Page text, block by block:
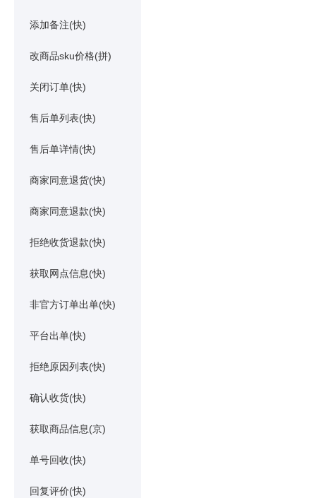
添加备注(快)
改商品sku价格(拼)
关闭订单(快)
售后单列表(快)
售后单详情(快)
商家同意退货(快)
商家同意退款(快)
拒绝收货退款(快)
获取网点信息(快)
非官方订单出单(快)
平台出单(快)
拒绝原因列表(快)
确认收货(快)
获取商品信息(京)
单号回收(快)
回复评价(快)